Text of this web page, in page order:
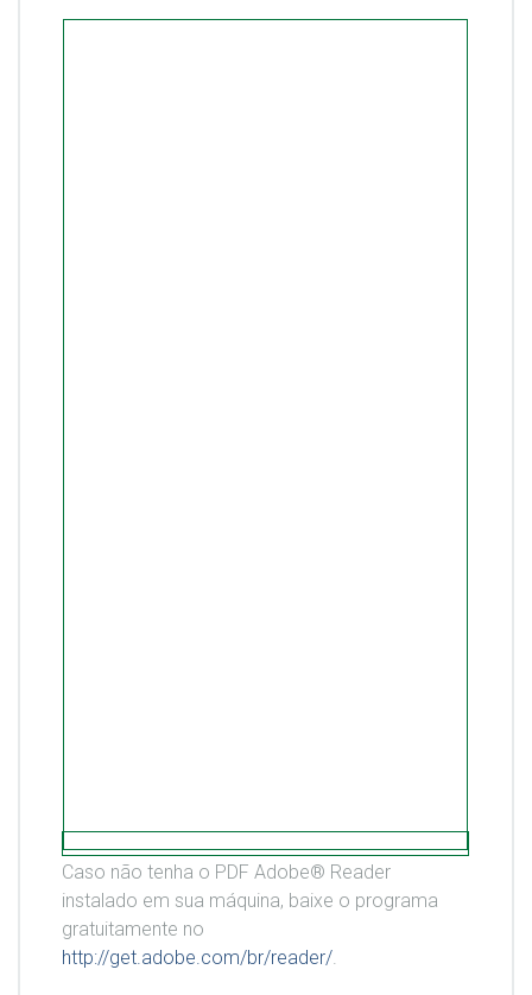
Caso não tenha o PDF Adobe® Reader
instalado em sua máquina, baixe o programa
gratuitamente no
http://get.adobe.com/br/reader/.